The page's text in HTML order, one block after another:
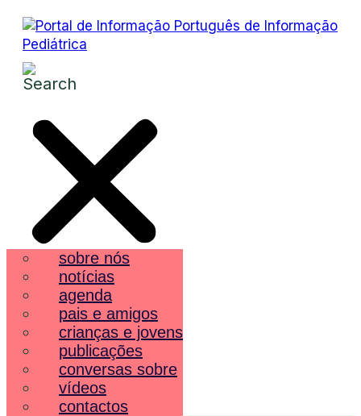
sobre nós
notícias
agenda
pais e amigos
crianças e jovens
publicações
conversas sobre
vídeos
contactos